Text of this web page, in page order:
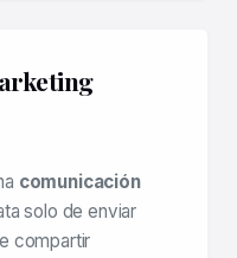
comunicación
solo de enviar
compartir